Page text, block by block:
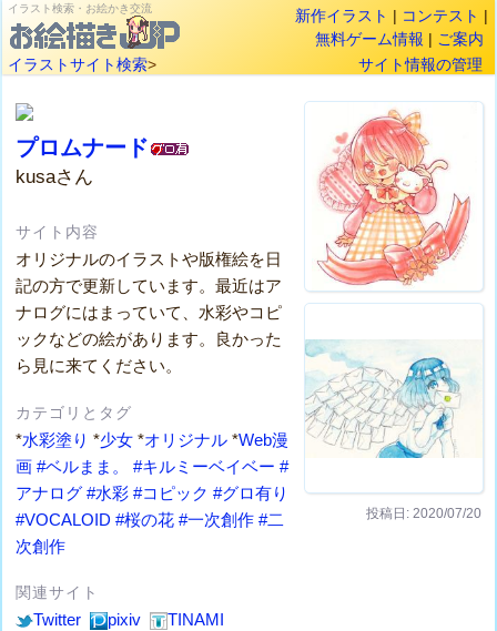
イラスト検索・お絵かき交流 新作イラスト | コンテスト |
無料ゲーム情報 | ご案内
イラストサイト検索> サイト情報の管理
投稿日: 2020/07/20
プロムナード
kusaさん
サイト内容
オリジナルのイラストや版権絵を日
記の方で更新しています。最近はア
ナログにはまっていて、水彩やコピ
ックなどの絵があります。良かった
ら見に来てください。
カテゴリとタグ
*水彩塗り *少女 *オリジナル *Web漫
画 #ベルまま。 #キルミーベイベー #
アナログ #水彩 #コピック #グロ有り
#VOCALOID #桜の花 #一次創作 #二
次創作
関連サイト
Twitter pixiv TINAMI